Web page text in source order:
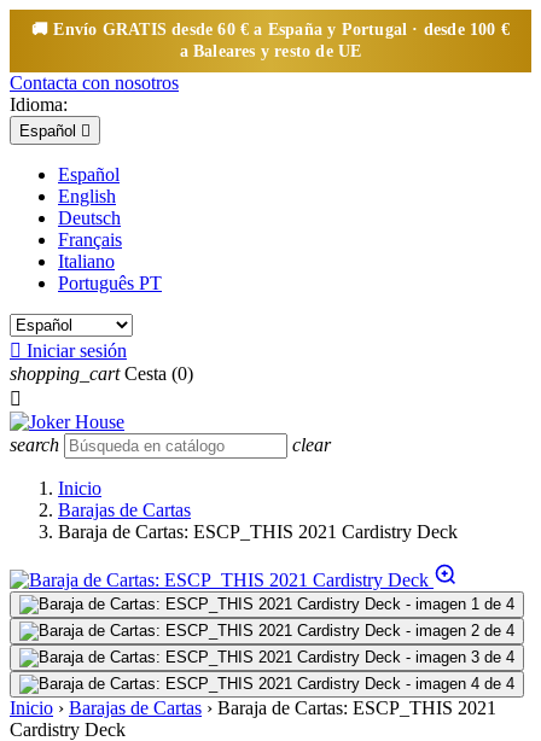
🚚 Envío GRATISdesde 60 € a España y Portugal · desde 100 €
a Baleares y resto de UE
Contacta con nosotros
Idioma:
Español 
Español
English
Deutsch
Français
Italiano
Português PT
 Iniciar sesión
shopping_cart Cesta (0)

search clear
Inicio
Barajas de Cartas
Baraja de Cartas: ESCP_THIS 2021 Cardistry Deck
Inicio › Barajas de Cartas › Baraja de Cartas: ESCP_THIS 2021
Cardistry Deck